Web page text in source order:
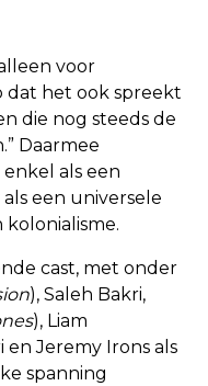
voor
dat het ook spreekt
die nog steeds de
Daarmee
als een
een universele
cast, met onder
), Saleh Bakri,
), Liam
en Jeremy Irons als
spanning